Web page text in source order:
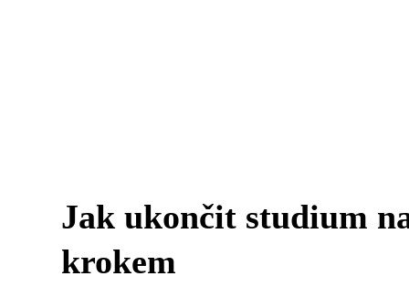
Jak ukončit studium
krokem